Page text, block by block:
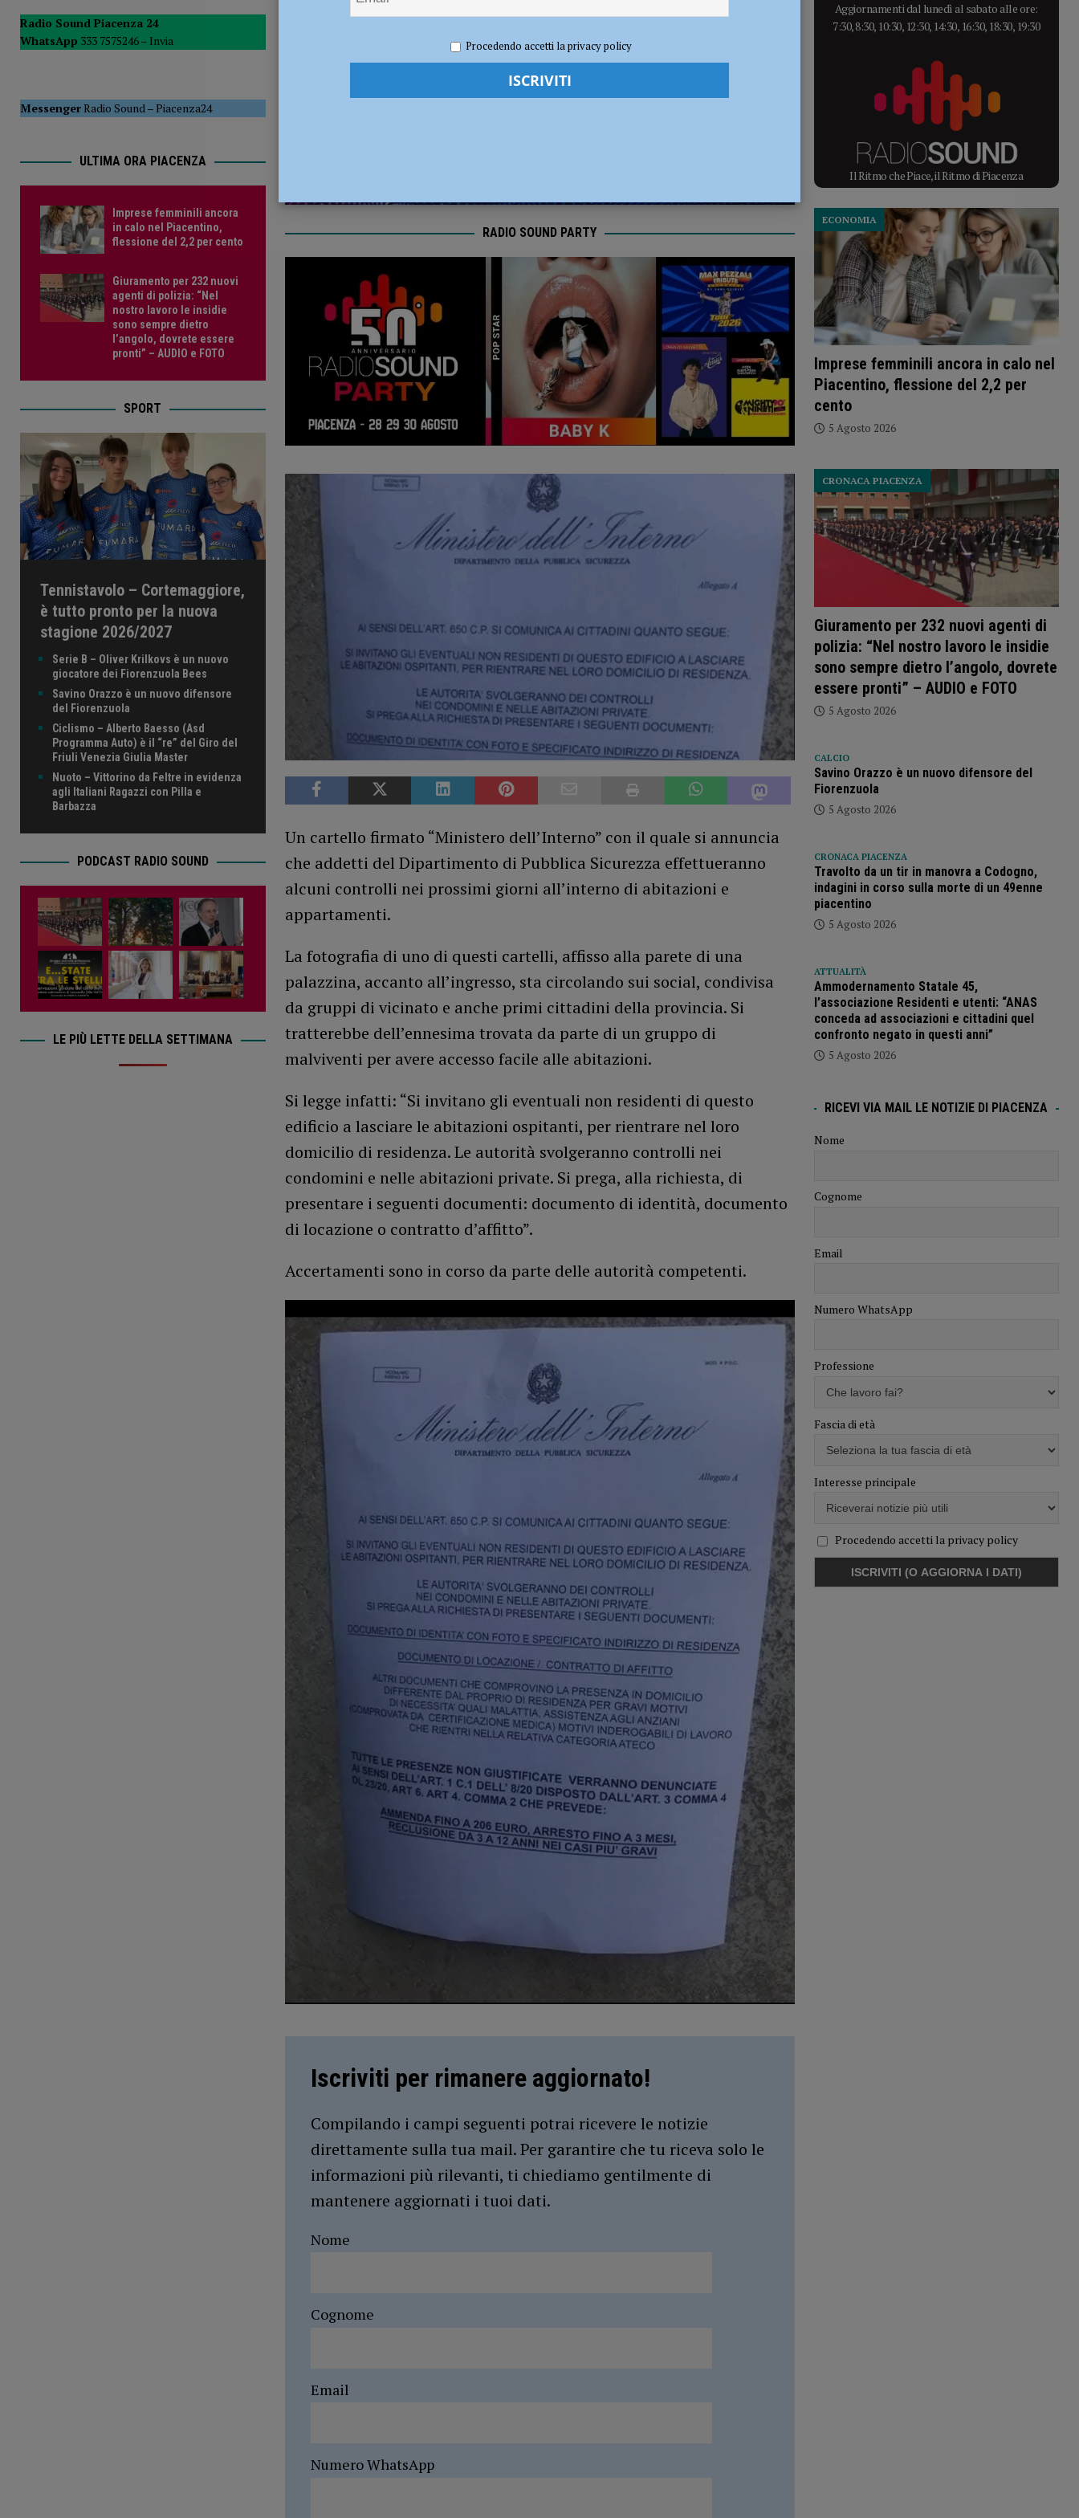
[ 5 Agosto 2026 ] Savino Orazzo è un nuovo difensore del Fiorenzuola CALCIO
Redazione FG Cronaca Piacenza
RADIO SOUND PARTY
Un cartello firmato “Ministero dell’Interno” con il quale si annuncia
che addetti del Dipartimento di Pubblica Sicurezza effettueranno
alcuni controlli nei prossimi giorni all’interno di abitazioni e
appartamenti.
La fotografia di uno di questi cartelli, affisso alla parete di una
palazzina, accanto all’ingresso, sta circolando sui social, condivisa
da gruppi di vicinato e anche primi cittadini della provincia. Si
tratterebbe dell’ennesima trovata da parte di un gruppo di
malviventi per avere accesso facile alle abitazioni.
Si legge infatti: “Si invitano gli eventuali non residenti di questo
edificio a lasciare le abitazioni ospitanti, per rientrare nel loro
domicilio di residenza. Le autorità svolgeranno controlli nei
condomini e nelle abitazioni private. Si prega, alla richiesta, di
presentare i seguenti documenti: documento di identità, documento
di locazione o contratto d’affitto”.
Accertamenti sono in corso da parte delle autorità competenti.
Iscriviti per rimanere aggiornato!
Compilando i campi seguenti potrai ricevere le notizie
direttamente sulla tua mail. Per garantire che tu riceva solo le
informazioni più rilevanti, ti chiediamo gentilmente di
mantenere aggiornati i tuoi dati.
Nome
Cognome
Email
Numero WhatsApp
Radio Sound Piacenza 24
WhatsApp 333 7575246 – Invia
MessengerRadio Sound–Piacenza24
ULTIMA ORA PIACENZA
Imprese femminili ancora
in calo nel Piacentino,
flessione del 2,2 per cento
Giuramento per 232 nuovi
agenti di polizia: “Nel
nostro lavoro le insidie
sono sempre dietro
l’angolo, dovrete essere
pronti” – AUDIO e FOTO
SPORT
Tennistavolo – Cortemaggiore,
è tutto pronto per la nuova
stagione 2026/2027
Serie B – Oliver Krilkovs è un nuovo
giocatore dei Fiorenzuola Bees
Savino Orazzo è un nuovo difensore
del Fiorenzuola
Ciclismo – Alberto Baesso (Asd
Programma Auto) è il “re” del Giro del
Friuli Venezia Giulia Master
Nuoto – Vittorino da Feltre in evidenza
agli Italiani Ragazzi con Pilla e
Barbazza
PODCAST RADIO SOUND
LE PIÙ LETTE DELLA SETTIMANA
Aggiornamenti dal lunedì al sabato alle ore:
7:30, 8:30, 10:30, 12:30, 14:30, 16:30, 18:30, 19:30
Il Ritmo che Piace, il Ritmo di Piacenza
Imprese femminili ancora in calo nel
Piacentino, flessione del 2,2 per
cento
ECONOMIA
5 Agosto 2026
Giuramento per 232 nuovi agenti di
polizia: “Nel nostro lavoro le insidie
sono sempre dietro l’angolo, dovrete
essere pronti” – AUDIO e FOTO
CRONACA PIACENZA
5 Agosto 2026
CALCIO
Savino Orazzo è un nuovo difensore del
Fiorenzuola
5 Agosto 2026
CRONACA PIACENZA
Travolto da un tir in manovra a Codogno,
indagini in corso sulla morte di un 49enne
piacentino
5 Agosto 2026
ATTUALITÀ
Ammodernamento Statale 45,
l’associazione Residenti e utenti: “ANAS
conceda ad associazioni e cittadini quel
confronto negato in questi anni”
5 Agosto 2026
RICEVI VIA MAIL LE NOTIZIE DI PIACENZA
Nome
Cognome
Email
Numero WhatsApp
Professione
Fascia di età
Interesse principale
Procedendo accetti la privacy policy
Procedendo accetti la privacy policy